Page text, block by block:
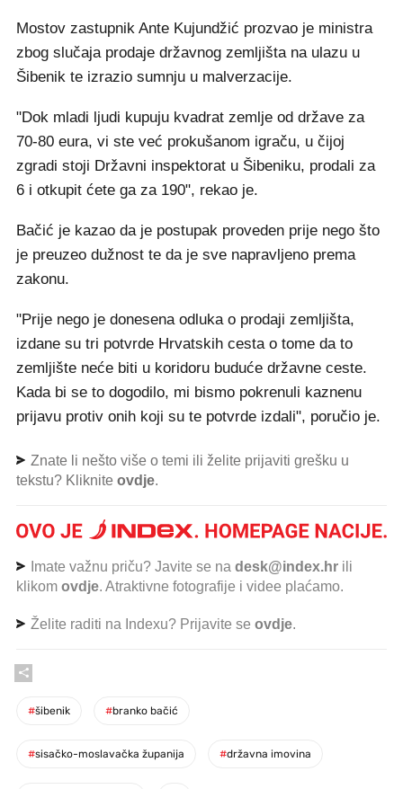
Mostov zastupnik Ante Kujundžić prozvao je ministra
zbog slučaja prodaje državnog zemljišta na ulazu u
Šibenik te izrazio sumnju u malverzacije.
"Dok mladi ljudi kupuju kvadrat zemlje od države za
70-80 eura, vi ste već prokušanom igraču, u čijoj
zgradi stoji Državni inspektorat u Šibeniku, prodali za
6 i otkupit ćete ga za 190", rekao je.
Bačić je kazao da je postupak proveden prije nego što
je preuzeo dužnost te da je sve napravljeno prema
zakonu.
"Prije nego je donesena odluka o prodaji zemljišta,
izdane su tri potvrde Hrvatskih cesta o tome da to
zemljište neće biti u koridoru buduće državne ceste.
Kada bi se to dogodilo, mi bismo pokrenuli kaznenu
prijavu protiv onih koji su te potvrde izdali", poručio je.
Znate li nešto više o temi ili želite prijaviti grešku u
tekstu? Kliknite ovdje.
Imate važnu priču? Javite se na desk@index.hr ili
klikom ovdje. Atraktivne fotografije i videe plaćamo.
Želite raditi na Indexu? Prijavite se ovdje.
#šibenik #branko bačić
#sisačko-moslavačka županija #državna imovina